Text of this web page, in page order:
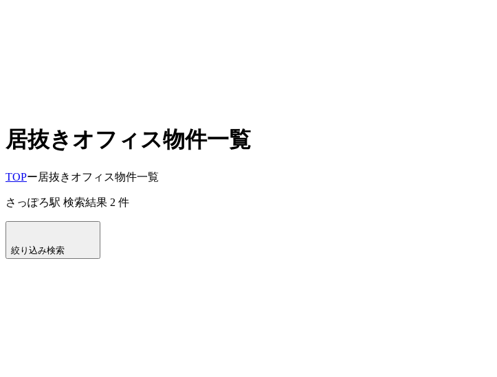
居抜きオフィス物件一覧
TOPー居抜きオフィス物件一覧
さっぽろ駅 検索結果 2 件
絞り込み検索